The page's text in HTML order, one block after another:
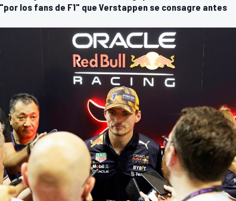
los fans de F1" que Verstappen se consagre antes